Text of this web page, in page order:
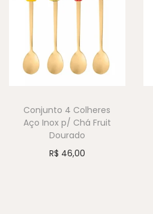
Conjunto 4 Colheres
Aço Inox p/ Chá Fruit
Dourado
R$ 46,00